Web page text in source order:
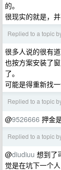
的。
很现实的就是，
Replied to a topic
很多人说的很有
也按方案安装了
了。
可能是得重新找
Replied to a topic
@9526666 押金
Replied to a topic
@diudiuu 想到了
觉是在坑下一个